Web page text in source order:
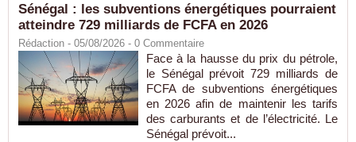
Sénégal : les subventions énergétiques pourraient
atteindre 729 milliards de FCFA en 2026
Rédaction - 05/08/2026 - 0 Commentaire
Face à la hausse du prix du pétrole,
le Sénégal prévoit 729 milliards de
FCFA de subventions énergétiques
en 2026 afin de maintenir les tarifs
des carburants et de l’électricité. Le
Sénégal prévoit...